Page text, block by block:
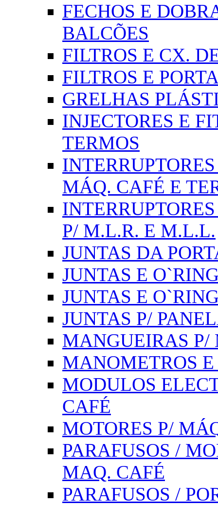
FECHOS E
BALCÕES
FILTROS E CX.
FILTROS E
GRELHAS
INJECTORES E
TERMOS
MÁQ. CAFÉ E
P/ M.L.R. E M.L.L.
JUNTAS DA
JUNTAS E
JUNTAS E
JUNTAS P/
MANGUEIRAS
MANOMETROS
MODULOS
CAFÉ
MOTORES P/
PARAFUSOS /
MAQ. CAFÉ
PARAFUSOS /